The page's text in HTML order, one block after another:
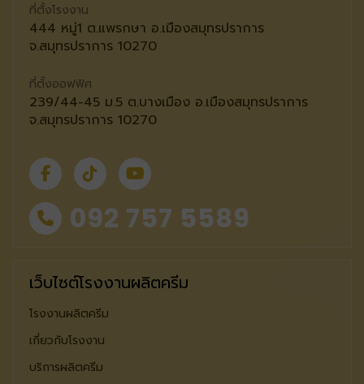
ที่ตั้งโรงงาน
444 หมู่1 ต.แพรกษา อ.เมืองสมุทรปราการ
จ.สมุทรปราการ 10270
ที่ตั้งออฟฟิศ
239/44-45 ม.5 ต.บางเมือง อ.เมืองสมุทรปราการ
จ.สมุทรปราการ 10270
092 757 5589
เว็บไซต์โรงงานผลิตครีม
โรงงานผลิตครีม
เกี่ยวกับโรงงาน
บริการผลิตครีม